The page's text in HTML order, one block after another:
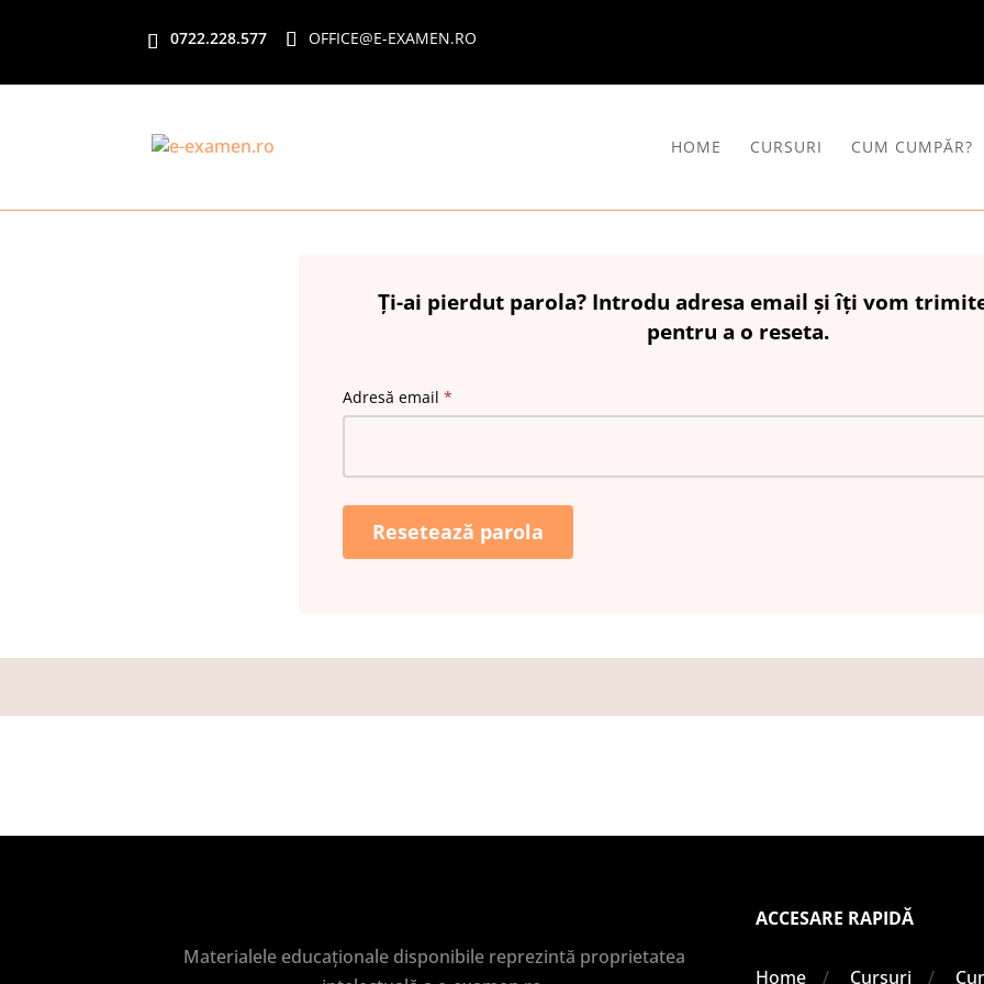
0722.228.577 OFFICE@E-EXAMEN.RO
HOME CURSURI CUM CUMPĂR?
Ți-ai pierdut parola? Introdu adresa email și îți vom
pentru a o reseta.
Adresă email *
Resetează parola
Materialele educaționale disponibile reprezintă proprietatea
ACCESARE RAPIDĂ
Home Cursuri